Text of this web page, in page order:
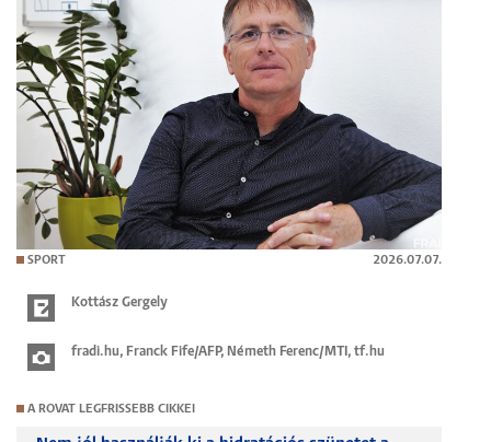
SPORT 2026.07.07.
Kottász Gergely
fradi.hu, Franck Fife/AFP, Németh Ferenc/MTI, tf.hu
A ROVAT LEGFRISSEBB CIKKEI